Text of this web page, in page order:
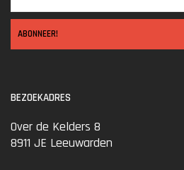
ABONNEER!
BEZOEKADRES
Over de Kelders 8
8911 JE Leeuwarden